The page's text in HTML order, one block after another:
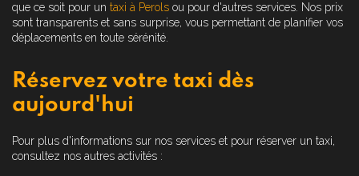
que ce soit pour un taxi à Perols ou pour d'autres services. Nos prix
sont transparents et sans surprise, vous permettant de planifier vos
déplacements en toute sérénité.
Réservez votre taxi dès
aujourd'hui
Pour plus d'informations sur nos services et pour réserver un taxi,
consultez nos autres activités :